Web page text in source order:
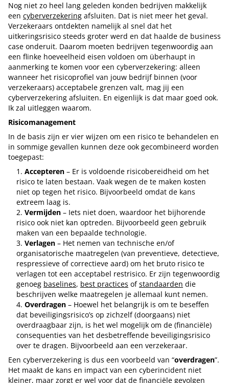
Nog niet zo heel lang geleden konden bedrijven makkelijk
een cyberverzekering afsluiten. Dat is niet meer het geval.
Verzekeraars ontdekten namelijk al snel dat het
uitkeringsrisico steeds groter werd en dat haalde de business
case onderuit. Daarom moeten bedrijven tegenwoordig aan
een flinke hoeveelheid eisen voldoen om überhaupt in
aanmerking te komen voor een cyberverzekering: alleen
wanneer het risicoprofiel van jouw bedrijf binnen (voor
verzekeraars) acceptabele grenzen valt, mag jij een
cyberverzekering afsluiten. En eigenlijk is dat maar goed ook.
Ik zal uitleggen waarom.
Risicomanagement
In de basis zijn er vier wijzen om een risico te behandelen en
in sommige gevallen kunnen deze ook gecombineerd worden
toegepast:
Accepteren – Er is voldoende risicobereidheid om het
risico te laten bestaan. Vaak wegen de te maken kosten
niet op tegen het risico. Bijvoorbeeld omdat de kans
extreem laag is.
Vermijden – Iets niet doen, waardoor het bijhorende
risico ook niet kan optreden. Bijvoorbeeld geen gebruik
maken van een bepaalde technologie.
Verlagen – Het nemen van technische en/of
organisatorische maatregelen (van preventieve, detectieve,
respressieve of correctieve aard) om het bruto risico te
verlagen tot een acceptabel restrisico. Er zijn tegenwoordig
genoeg baselines, best practices ofstandaarden die
beschrijven welke maatregelen je allemaal kunt nemen.
Overdragen – Hoewel het belangrijk is om te beseffen
dat beveiligingsrisico’s op zichzelf (doorgaans) niet
overdraagbaar zijn, is het wel mogelijk om de (financiële)
consequenties van het desbetreffende beveiligingsrisico
over te dragen. Bijvoorbeeld aan een verzekeraar.
Een cyberverzekering is dus een voorbeeld van “overdragen”.
Het maakt de kans en impact van een cyberincident niet
kleiner, maar zorgt er wel voor dat de financiële gevolgen